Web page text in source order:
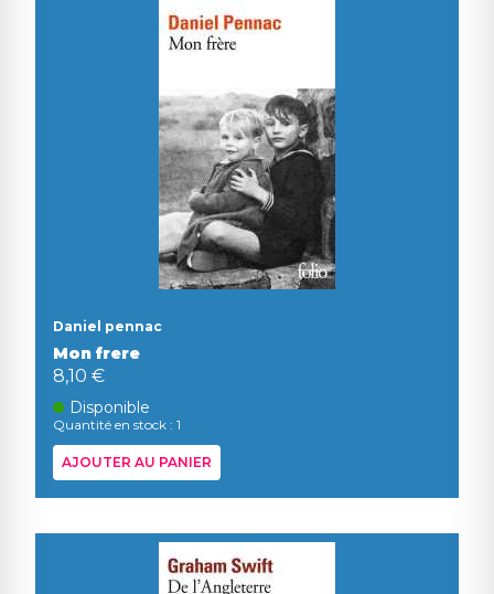
Daniel pennac
Mon frere
8,10 €
Disponible
Quantité en stock : 1
AJOUTER AU PANIER